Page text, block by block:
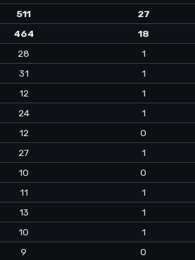
511 27
464 18
28 1
31 1
12 1
24 1
12 0
27 1
10 0
11 1
13 1
10 1
9 0